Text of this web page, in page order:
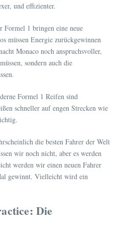
und effizienter.
1 bringen eine neue
müssen Energie zurückgewinnen
Monaco noch anspruchsvoller,
sondern auch die
Formel 1 Reifen sind
schneller auf engen Strecken wie
die besten Fahrer der Welt
wir noch nicht, aber es werden
werden wir einen neuen Fahrer
gewinnt. Vielleicht wird ein
Die